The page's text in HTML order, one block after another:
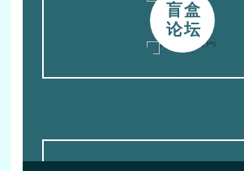
盲盒
论坛